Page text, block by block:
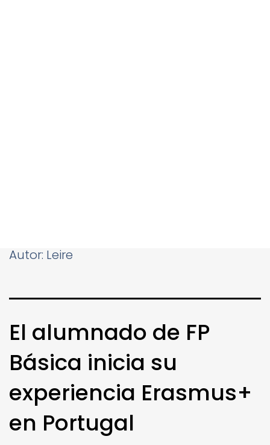
Autor: Leire
El alumnado de FP
Básica inicia su
experiencia Erasmus+
en Portugal